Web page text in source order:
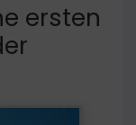
ersten